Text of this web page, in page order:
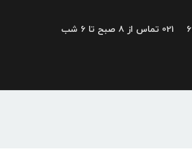
021 تماس از 8 صبح تا 6 شب